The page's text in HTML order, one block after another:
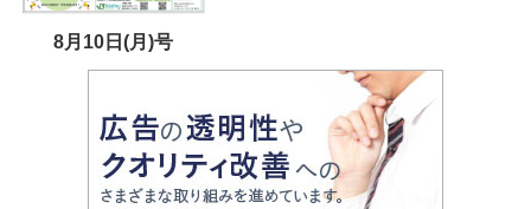
8月10日(月)号